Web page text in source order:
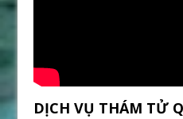
DỊCH VỤ THÁM TỬ